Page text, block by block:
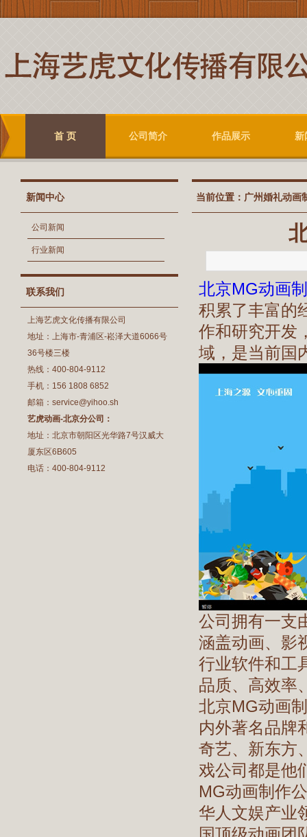
首 页 公司简介 作品展示 新
新闻中心
公司新闻
行业新闻
联系我们
上海艺虎文化传播有限公司
地址：上海市-青浦区-崧泽大道6066号
36号楼三楼
热线：400-804-9112
手机：156 1808 6852
邮箱：service@yihoo.sh
艺虎动画-北京分公司：
地址：北京市朝阳区光华路7号汉威大
厦东区6B605
电话：400-804-9112
当前位置： 广州婚礼动画
北京MG动画
积累了丰富的
作和研究开发
域，是当前国
公司拥有一支
涵盖动画、影
行业软件和工
品质、高效率
北京MG动画
内外著名品牌
奇艺、新东方
戏公司都是他
MG动画制作
华人文娱产业